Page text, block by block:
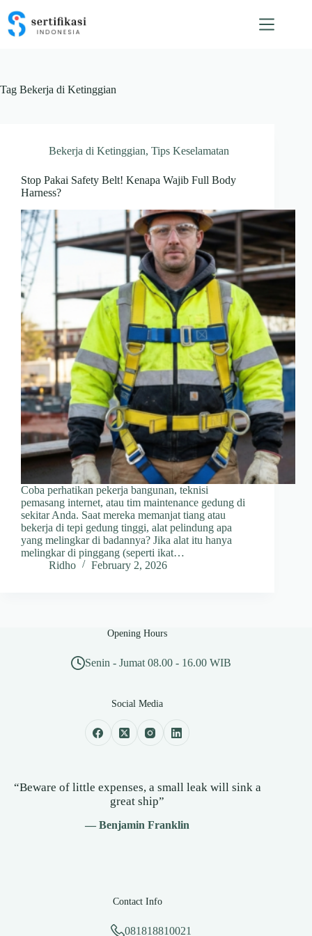
content
Tag Bekerja di Ketinggian
Bekerja di Ketinggian, Tips Keselamatan
Stop Pakai Safety Belt! Kenapa Wajib Full Body
Harness?
Coba perhatikan pekerja bangunan, teknisi
pemasang internet, atau tim maintenance gedung di
sekitar Anda. Saat mereka memanjat tiang atau
bekerja di tepi gedung tinggi, alat pelindung apa
yang melingkar di badannya? Jika alat itu hanya
melingkar di pinggang (seperti ikat…
Ridho
February 2, 2026
Opening Hours
Senin - Jumat 08.00 - 16.00 WIB
Social Media
“Beware of little expenses, a small leak will sink a
great ship”
— Benjamin Franklin
Contact Info
081818810021